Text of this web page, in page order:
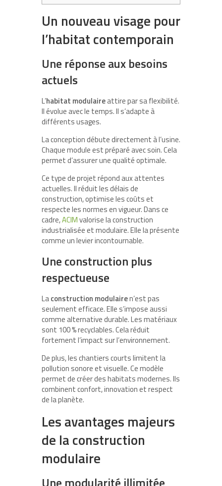
Un nouveau visage pour
l’habitat contemporain
Une réponse aux besoins
actuels
L’habitat modulaireattire par sa flexibilité.
Il évolue avec le temps. Il s’adapte à
différents usages.
La conception débute directement à l’usine.
Chaque module est préparé avec soin. Cela
permet d’assurer une qualité optimale.
Ce type de projet répond aux attentes
actuelles. Il réduit les délais de
construction, optimise les coûts et
respecte les normes en vigueur. Dans ce
cadre,ACIMvalorise la construction
industrialisée et modulaire. Elle la présente
comme un levier incontournable.
Une construction plus
respectueuse
Laconstruction modulairen’est pas
seulement efficace. Elle s’impose aussi
comme alternative durable. Les matériaux
sont 100 % recyclables. Cela réduit
fortement l’impact sur l’environnement.
De plus, les chantiers courts limitent la
pollution sonore et visuelle. Ce modèle
permet de créer des habitats modernes. Ils
combinent confort, innovation et respect
de la planète.
Les avantages majeurs
de la construction
modulaire